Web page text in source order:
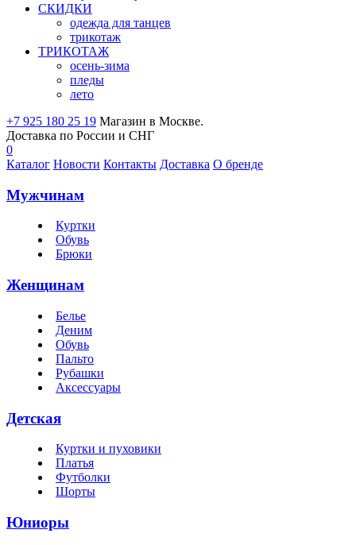
СКИДКИ
одежда для танцев
трикотаж
ТРИКОТАЖ
осень-зима
пледы
лето
+7 925 180 25 19 Магазин в Москве.
Доставка по России и СНГ
0
Каталог Новости Контакты Доставка О бренде
Мужчинам
Куртки
Обувь
Брюки
Женщинам
Белье
Деним
Обувь
Пальто
Рубашки
Аксессуары
Детская
Куртки и пуховики
Платья
Футболки
Шорты
Юниоры